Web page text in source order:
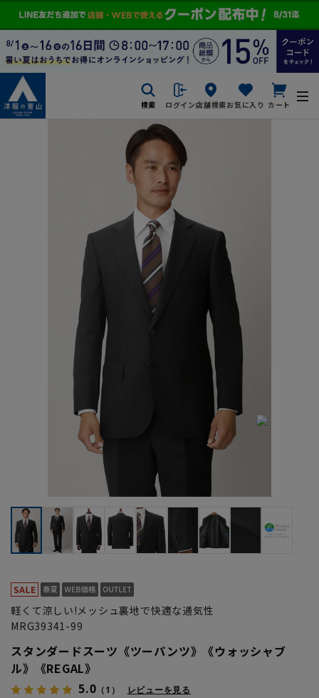
検索 ログイン店舗検索お気に入り カート
軽くて涼しい!メッシュ裏地で快適な通気性
MRG39341-99
スタンダードスーツ《ツーパンツ》《ウォッシャブ
ル》《REGAL》
5.0 （1） レビューを見る